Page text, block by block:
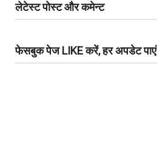
लेटेस्ट पोस्ट और कमेन्ट
फेसबुक पेज LIKE करें, हर अपडेट पाएं